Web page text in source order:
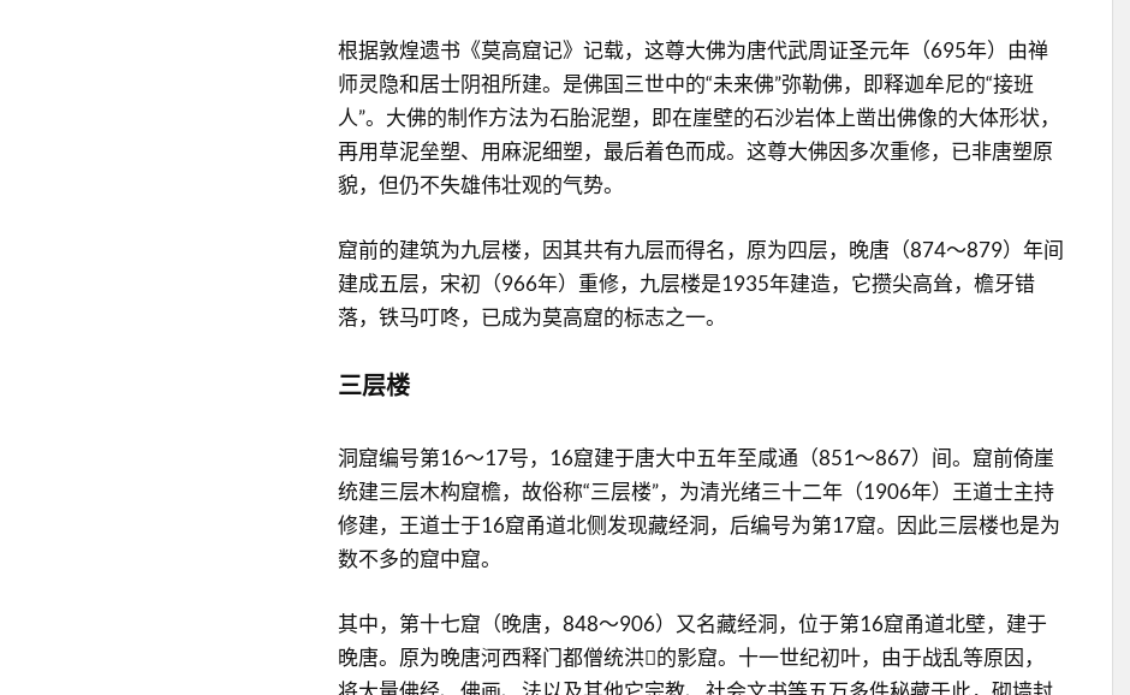
根据敦煌遗书《莫高窟记》记载，这尊大佛为唐代武周证圣元年（695年）由禅
师灵隐和居士阴祖所建。是佛国三世中的“未来佛”弥勒佛，即释迦牟尼的“接班
人”。大佛的制作方法为石胎泥塑，即在崖壁的石沙岩体上凿出佛像的大体形状，
再用草泥垒塑、用麻泥细塑，最后着色而成。这尊大佛因多次重修，已非唐塑原
貌，但仍不失雄伟壮观的气势。
窟前的建筑为九层楼，因其共有九层而得名，原为四层，晚唐（874～879）年间
建成五层，宋初（966年）重修，九层楼是1935年建造，它攒尖高耸，檐牙错
落，铁马叮咚，已成为莫高窟的标志之一。
三层楼
洞窟编号第16～17号，16窟建于唐大中五年至咸通（851～867）间。窟前倚崖
统建三层木构窟檐，故俗称“三层楼”，为清光绪三十二年（1906年）王道士主持
修建，王道士于16窟甬道北侧发现藏经洞，后编号为第17窟。因此三层楼也是为
数不多的窟中窟。
其中，第十七窟（晚唐，848～906）又名藏经洞，位于第16窟甬道北壁，建于
晚唐。原为晚唐河西释门都僧统洪𧦬的影窟。十一世纪初叶，由于战乱等原因，